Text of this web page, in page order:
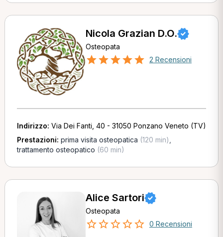
Nicola Grazian D.O.
Osteopata
2 Recensioni
Indirizzo: Via Dei Fanti, 40 - 31050 Ponzano Veneto (TV)
Prestazioni: prima visita osteopatica (120 min)
trattamento osteopatico (60 min)
Alice Sartori
Osteopata
0 Recensioni